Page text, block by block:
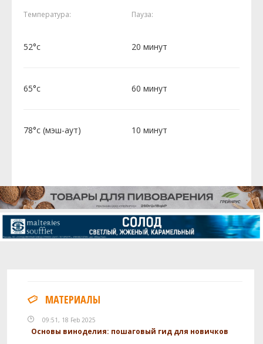
Температура: Пауза:
52°c 20 минут
65°c 60 минут
78°c (мэш-аут) 10 минут
МАТЕРИАЛЫ
09:51, 18 Feb 2025
Основы виноделия: пошаговый гид для новичков